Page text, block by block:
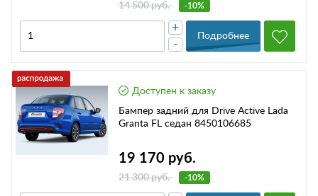
14 500 руб. -10%
-
+
Подробнее
Доступен к заказу
Бампер задний для Drive Active Lada
Granta FL седан 8450106685
19 170 руб.
21 300 руб. -10%